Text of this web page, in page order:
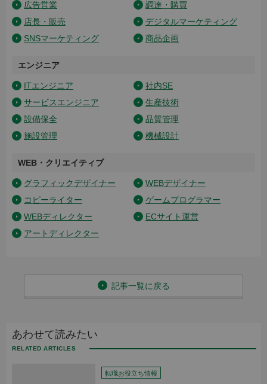
広告営業
調達・購買
店長・販売
デジタルマーケティング
SNSマーケティング
商品企画
エンジニア
ITエンジニア
社内SE
サービスエンジニア
生産技術
設備保全
品質管理
施設管理
機械設計
WEB・クリエイティブ
グラフィックデザイナー
WEBデザイナー
コピーライター
ゲームプログラマー
WEBディレクター
ECサイト運営
アートディレクター
記事一覧に戻る
あわせて読みたい
転職お役立ち情報